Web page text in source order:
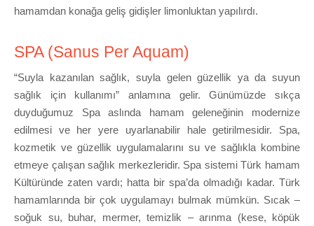
hamamdan konağa geliş gidişler limonluktan yapılırdı.
SPA (Sanus Per Aquam)
“Suyla kazanılan sağlık, suyla gelen güzellik ya da suyun
sağlık için kullanımı” anlamına gelir. Günümüzde sıkça
duyduğumuz Spa aslında hamam geleneğinin modernize
edilmesi ve her yere uyarlanabilir hale getirilmesidir. Spa,
kozmetik ve güzellik uygulamalarını su ve sağlıkla kombine
etmeye çalışan sağlık merkezleridir. Spa sistemi Türk hamam
Kültüründe zaten vardı; hatta bir spa’da olmadığı kadar. Türk
hamamlarında bir çok uygulamayı bulmak mümkün. Sıcak –
soğuk su, buhar, mermer, temizlik – arınma (kese, köpük